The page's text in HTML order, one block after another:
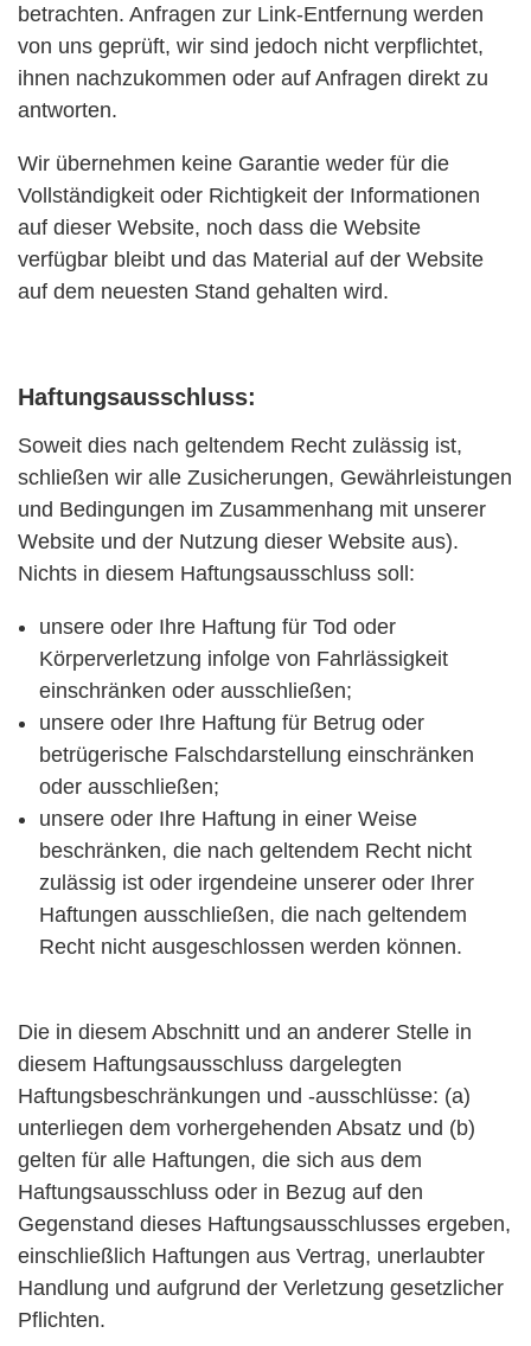
betrachten. Anfragen zur Link-Entfernung werden
von uns geprüft, wir sind jedoch nicht verpflichtet,
ihnen nachzukommen oder auf Anfragen direkt zu
antworten.
Wir übernehmen keine Garantie weder für die
Vollständigkeit oder Richtigkeit der Informationen
auf dieser Website, noch dass die Website
verfügbar bleibt und das Material auf der Website
auf dem neuesten Stand gehalten wird.
Haftungsausschluss:
Soweit dies nach geltendem Recht zulässig ist,
schließen wir alle Zusicherungen, Gewährleistungen
und Bedingungen im Zusammenhang mit unserer
Website und der Nutzung dieser Website aus).
Nichts in diesem Haftungsausschluss soll:
unsere oder Ihre Haftung für Tod oder
Körperverletzung infolge von Fahrlässigkeit
einschränken oder ausschließen;
unsere oder Ihre Haftung für Betrug oder
betrügerische Falschdarstellung einschränken
oder ausschließen;
unsere oder Ihre Haftung in einer Weise
beschränken, die nach geltendem Recht nicht
zulässig ist oder irgendeine unserer oder Ihrer
Haftungen ausschließen, die nach geltendem
Recht nicht ausgeschlossen werden können.
Die in diesem Abschnitt und an anderer Stelle in
diesem Haftungsausschluss dargelegten
Haftungsbeschränkungen und -ausschlüsse: (a)
unterliegen dem vorhergehenden Absatz und (b)
gelten für alle Haftungen, die sich aus dem
Haftungsausschluss oder in Bezug auf den
Gegenstand dieses Haftungsausschlusses ergeben,
einschließlich Haftungen aus Vertrag, unerlaubter
Handlung und aufgrund der Verletzung gesetzlicher
Pflichten.